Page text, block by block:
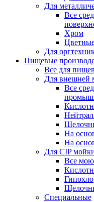
Для
Все
Хром
Для
Пищевые
Все для
Для внешней
Все
На
На
Для CIP
Все
Специальные